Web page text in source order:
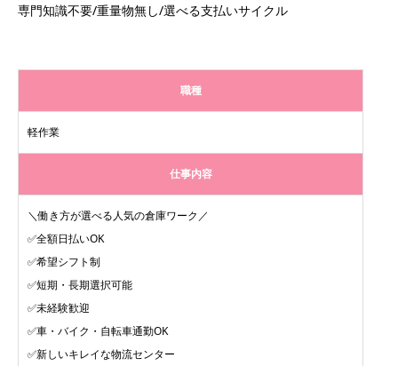
専門知識不要/重量物無し/選べる支払いサイクル
職種
軽作業
仕事内容
＼働き方が選べる人気の倉庫ワーク／
✅全額日払いOK
✅希望シフト制
✅短期・長期選択可能
✅未経験歓迎
✅車・バイク・自転車通勤OK
✅新しいキレイな物流センター